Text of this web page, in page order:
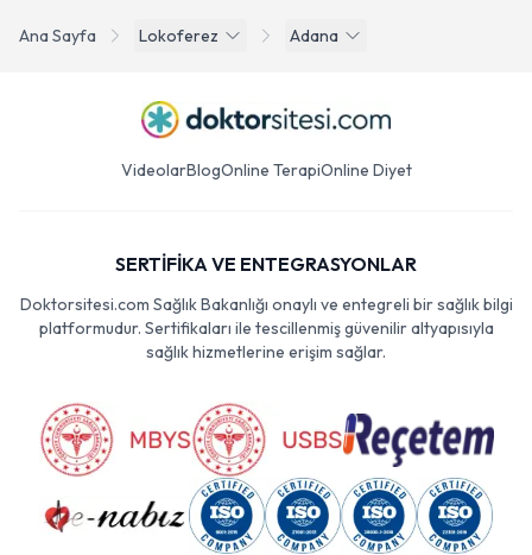
Ana Sayfa Lokoferez Adana
VideolarBlogOnline TerapiOnline Diyet
SERTİFİKA VE ENTEGRASYONLAR
Doktorsitesi.com Sağlık Bakanlığı onaylı ve entegreli bir sağlık bilgi
platformudur. Sertifikaları ile tescillenmiş güvenilir altyapısıyla
sağlık hizmetlerine erişim sağlar.